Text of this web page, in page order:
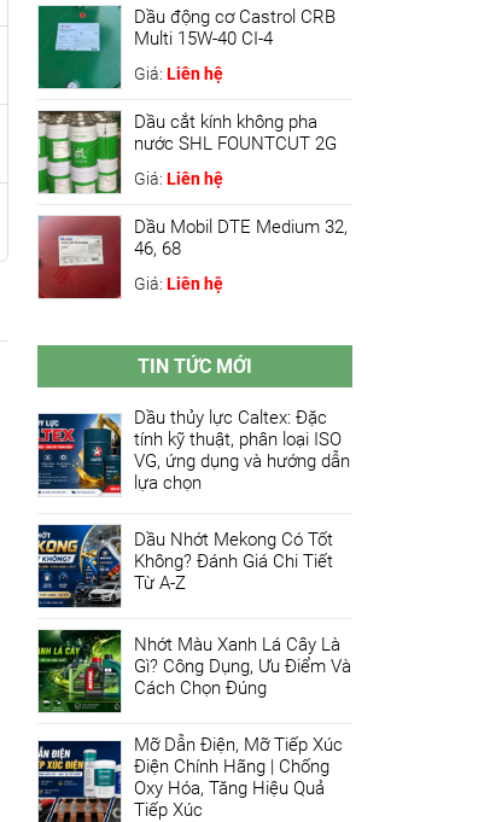
Dầu động cơ Castrol CRB
Multi 15W-40 CI-4
Giá: Liên hệ
Dầu cắt kính không pha
nước SHL FOUNTCUT 2G
Giá: Liên hệ
Dầu Mobil DTE Medium 32,
46, 68
Giá: Liên hệ
TIN TỨC MỚI
Dầu thủy lực Caltex: Đặc
tính kỹ thuật, phân loại ISO
VG, ứng dụng và hướng dẫn
lựa chọn
Dầu Nhớt Mekong Có Tốt
Không? Đánh Giá Chi Tiết
Từ A-Z
Nhớt Màu Xanh Lá Cây Là
Gì? Công Dụng, Ưu Điểm Và
Cách Chọn Đúng
Mỡ Dẫn Điện, Mỡ Tiếp Xúc
Điện Chính Hãng | Chống
Oxy Hóa, Tăng Hiệu Quả
Tiếp Xúc